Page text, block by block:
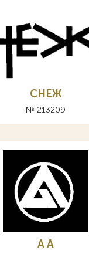
СНЕЖ
№ 213209
A А